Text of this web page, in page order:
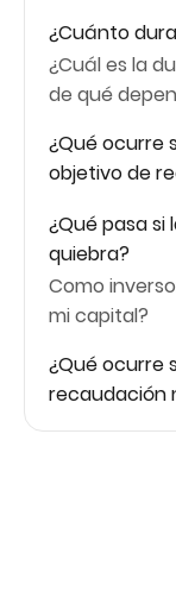
¿Cuánto
¿Cuál es la
de qué
¿Qué ocurre
objetivo de
¿Qué pasa si
quiebra?
Como
mi capital?
¿Qué ocurre
recaudación